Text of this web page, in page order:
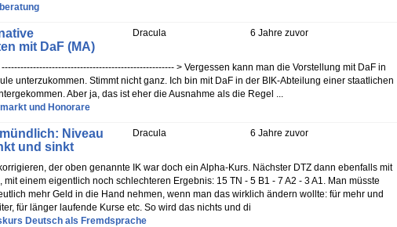
6 Jahre zuvor
Dracula
mit DaF (MA)
> Vergessen kann man die Vorstellung mit DaF in
unterzukommen. Stimmt nicht ganz. Ich bin mit DaF in der BIK-Abteilung einer staatlichen
Aber ja, das ist eher die Ausnahme als die Regel ...
und Honorare
6 Jahre zuvor
Dracula
Niveau
und sinkt
der oben genannte IK war doch ein Alpha-Kurs. Nächster DTZ dann ebenfalls mit
mit einem eigentlich noch schlechteren Ergebnis: 15 TN - 5 B1 - 7 A2 - 3 A1. Man müsste
mehr Geld in die Hand nehmen, wenn man das wirklich ändern wollte: für mehr und
für länger laufende Kurse etc. So wird das nichts und di
Deutsch als Fremdsprache